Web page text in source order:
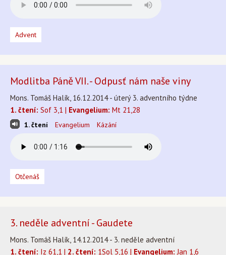
Advent
Modlitba Páně VII. - Odpusť nám naše viny
Mons. Tomáš Halík, 16.12.2014 - úterý 3. adventního týdne
1. čtení: Sof 3,1 | Evangelium: Mt 21,28
1. čtení Evangelium Kázání
Otčenáš
3. neděle adventní - Gaudete
Mons. Tomáš Halík, 14.12.2014 - 3. neděle adventní
1. čtení: Iz 61,1 | 2. čtení: 1Sol 5,16 | Evangelium: Jan 1,6